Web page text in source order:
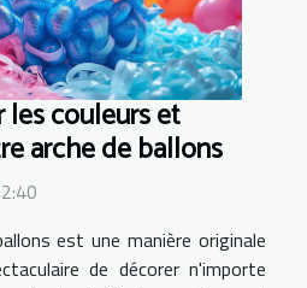
les couleurs et
arche de ballons
est une manière originale
de décorer n'importe